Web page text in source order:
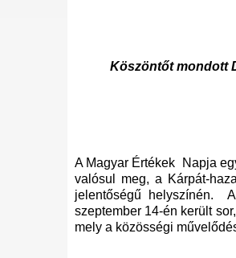
Köszöntőt mondott
A Magyar Értékek Napja
valósul meg, a Kárpát-
jelentőségű helyszínén.
szeptember 14-én került
mely a közösségi